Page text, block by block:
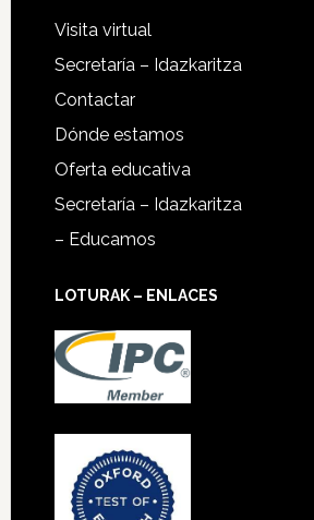
Visita virtual
Secretaría – Idazkaritza
Contactar
Dónde estamos
Oferta educativa
Secretaría – Idazkaritza
– Educamos
LOTURAK – ENLACES